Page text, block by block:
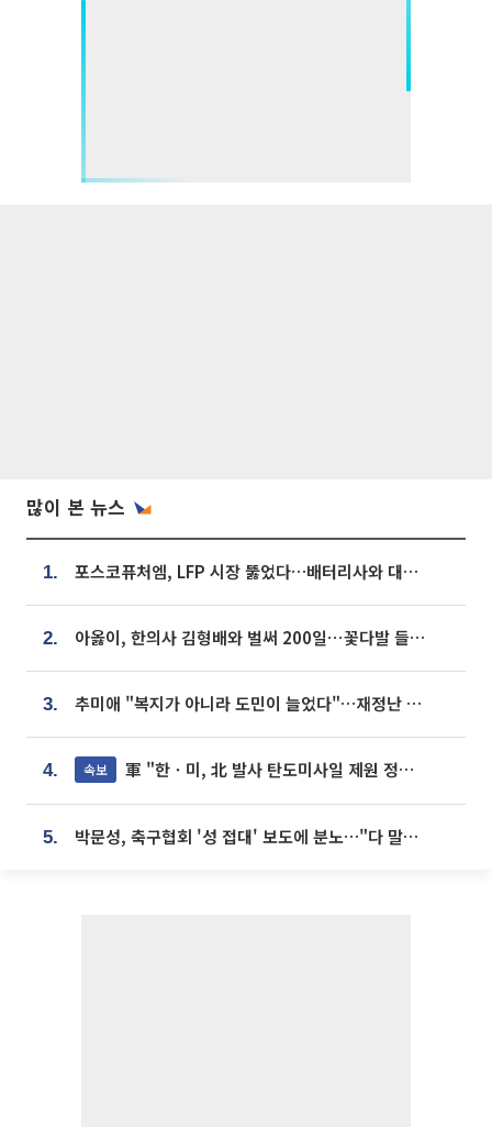
많이 본 뉴스
1. 포스코퓨처엠, LFP 시장 뚫었다…배터리사와 대규모 장기 공급 합의
2. 아옳이, 한의사 김형배와 벌써 200일⋯꽃다발 들고 "프러포즈 아냐"
3. 추미애 "복지가 아니라 도민이 늘었다"…재정난 책임론 정면돌파
4. 속보 軍 "한ㆍ미, 北 발사 탄도미사일 제원 정밀분석 중"
5. 박문성, 축구협회 '성 접대' 보도에 분노…"다 말아먹으려고 작정했나"